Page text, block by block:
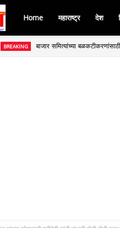
Home महाराष्ट्र देश
BREAKING बाजार समित्यांच्या